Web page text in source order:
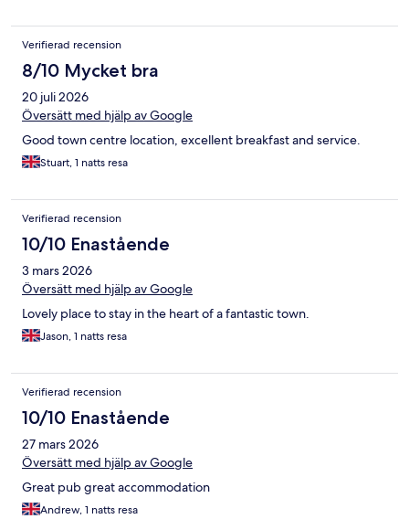
Verifierad recension
8/10 Mycket bra
20 juli 2026
Översätt med hjälp av Google
Good town centre location, excellent breakfast and service.
Stuart, 1 natts resa
Verifierad recension
10/10 Enastående
3 mars 2026
Översätt med hjälp av Google
Lovely place to stay in the heart of a fantastic town.
Jason, 1 natts resa
Verifierad recension
10/10 Enastående
27 mars 2026
Översätt med hjälp av Google
Great pub great accommodation
Andrew, 1 natts resa